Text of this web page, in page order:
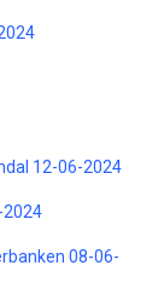
12-06-2024
2024
08-06-